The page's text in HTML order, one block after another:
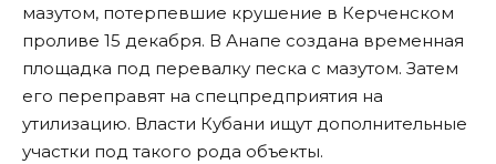
мазутом, потерпевшие крушение в Керченском
проливе 15 декабря. В Анапе создана временная
площадка под перевалку песка с мазутом. Затем
его переправят на спецпредприятия на
утилизацию. Власти Кубани ищут дополнительные
участки под такого рода объекты.